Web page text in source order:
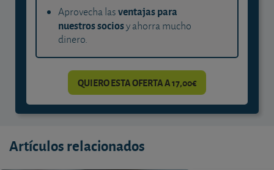
Aprovecha lasventajas para
nuestros sociosy ahorra mucho
dinero.
QUIERO ESTA OFERTA A 17,00€
Artículos relacionados